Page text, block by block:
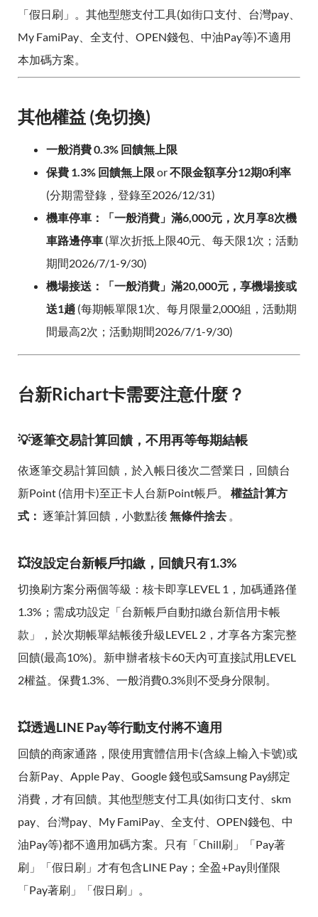
「假日刷」。其他型態支付工具(如街口支付、台灣pay、
My FamiPay、全支付、OPEN錢包、中油Pay等)不適用
本加碼方案。
其他權益 (免切換)
一般消費 0.3% 回饋無上限
保費 1.3% 回饋無上限 or不限金額享分12期0利率
(分期需登錄，登錄至2026/12/31)
機車停車：「一般消費」滿6,000元，次月享8次機
車路邊停車 (單次折抵上限40元、每天限1次；活動
期間2026/7/1-9/30)
機場接送：「一般消費」滿20,000元，享機場接或
送1趟 (每期帳單限1次、每月限量2,000組，活動期
間最高2次；活動期間2026/7/1-9/30)
台新Richart卡需要注意什麼？
💡逐筆交易計算回饋，不用再等每期結帳
依逐筆交易計算回饋，於入帳日後次二營業日，回饋台
新Point (信用卡)至正卡人台新Point帳戶。 權益計算方
式： 逐筆計算回饋，小數點後 無條件捨去 。
💥沒設定台新帳戶扣繳，回饋只有1.3%
切換刷方案分兩個等級：核卡即享LEVEL 1，加碼通路僅
1.3%；需成功設定「台新帳戶自動扣繳台新信用卡帳
款」，於次期帳單結帳後升級LEVEL 2，才享各方案完整
回饋(最高10%)。新申辦者核卡60天內可直接試用LEVEL
2權益。保費1.3%、一般消費0.3%則不受身分限制。
💥透過LINE Pay等行動支付將不適用
回饋的商家通路，限使用實體信用卡(含線上輸入卡號)或
台新Pay、Apple Pay、Google 錢包或Samsung Pay綁定
消費，才有回饋。其他型態支付工具(如街口支付、skm
pay、台灣pay、My FamiPay、全支付、OPEN錢包、中
油Pay等)都不適用加碼方案。只有「Chill刷」「Pay著
刷」「假日刷」才有包含LINE Pay；全盈+Pay則僅限
「Pay著刷」「假日刷」。